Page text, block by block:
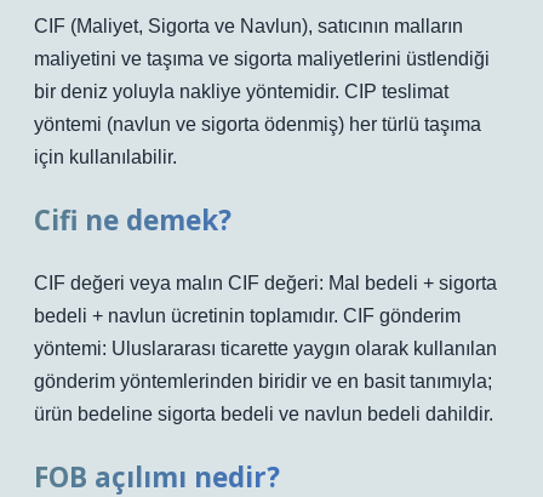
CIF (Maliyet, Sigorta ve Navlun), satıcının malların
maliyetini ve taşıma ve sigorta maliyetlerini üstlendiği
bir deniz yoluyla nakliye yöntemidir. CIP teslimat
yöntemi (navlun ve sigorta ödenmiş) her türlü taşıma
için kullanılabilir.
Cifi ne demek?
CIF değeri veya malın CIF değeri: Mal bedeli + sigorta
bedeli + navlun ücretinin toplamıdır. CIF gönderim
yöntemi: Uluslararası ticarette yaygın olarak kullanılan
gönderim yöntemlerinden biridir ve en basit tanımıyla;
ürün bedeline sigorta bedeli ve navlun bedeli dahildir.
FOB açılımı nedir?